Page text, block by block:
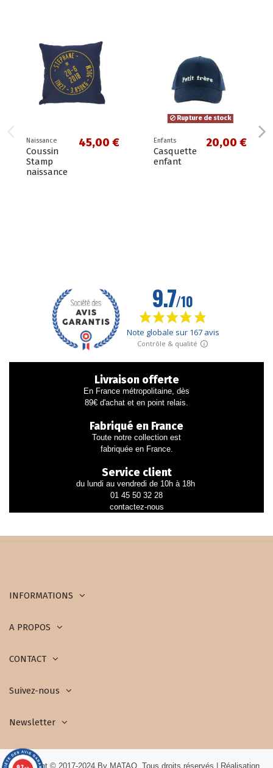
Naissance
Coussin
Stamp
naissance
45,00 €
Rupture de stock
Enfants
Casquette
enfant
20,00 €
Livraison offerte
En France métropolitaine, dès
89€ d'achat et en point relais.
Fabriqué en France
Toute notre collection est
fabriquée en France.
Service client
du lundi au vendredi de 10h à 18h
01 45 50 32 28
contactez-nous
INFORMATIONS
A PROPOS
CONTACT
Suivez-nous
Newsletter
Copyright © 2017-2024 By MATAO. Tous droits réservés | Réalisation